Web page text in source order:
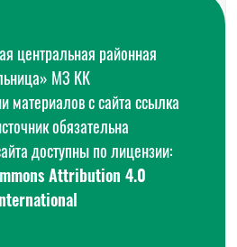
центральная районная
МЗ КК
материалов с сайта ссылка
обязательна
доступны по лицензии:
Attribution 4.0